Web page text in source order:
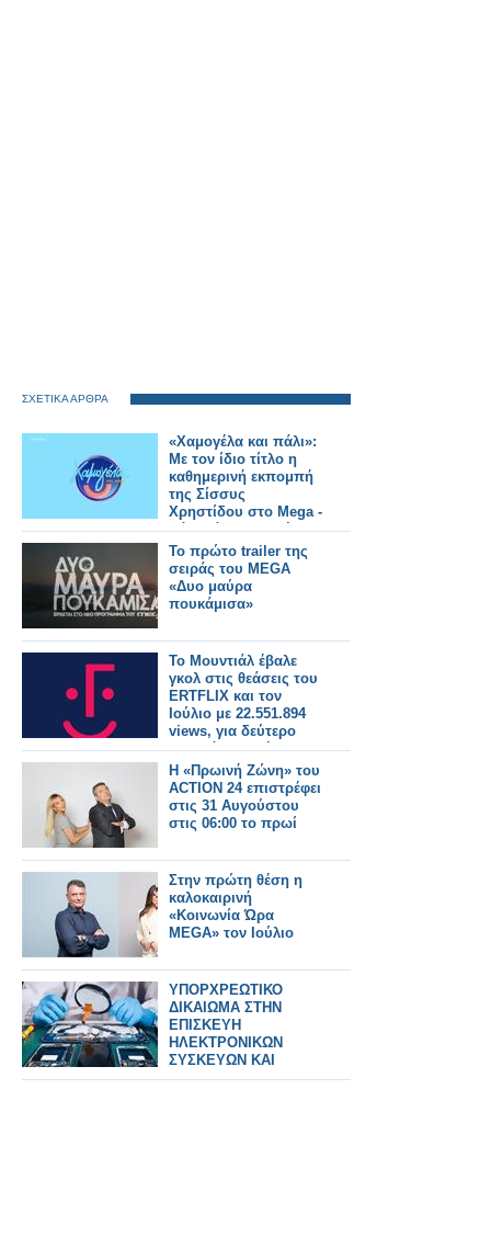
ΣΧΕΤΙΚΑ ΑΡΘΡΑ
«Χαμογέλα και πάλι»:
Με τον ίδιο τίτλο η
καθημερινή εκπομπή
της Σίσσυς
Χρηστίδου στο Mega -
Πότε κάνει πρεμιέρα;
Το πρώτο trailer της
σειράς του MEGA
«Δυο μαύρα
πουκάμισα»
Το Μουντιάλ έβαλε
γκολ στις θεάσεις του
ERTFLIX και τον
Ιούλιο με 22.551.894
views, για δεύτερο
συνεχόμενο μήνα
Η «Πρωινή Ζώνη» του
ACTION 24 επιστρέφει
στις 31 Αυγούστου
στις 06:00 το πρωί
Στην πρώτη θέση η
καλοκαιρινή
«Κοινωνία Ώρα
MEGA» τον Ιούλιο
ΥΠΟΡΧΡΕΩΤΙΚΟ
ΔΙΚΑΙΩΜΑ ΣΤΗΝ
ΕΠΙΣΚΕΥΗ
ΗΛΕΚΤΡΟΝΙΚΩΝ
ΣΥΣΚΕΥΩΝ ΚΑΙ
SPARTPHONES ΣΤΗΝ